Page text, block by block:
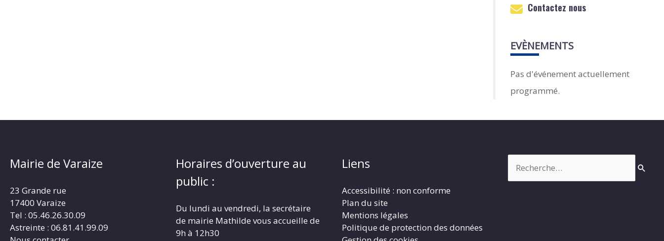
Contactez nous
EVÈNEMENTS
Pas d'événement actuellement
programmé.
Mairie de Varaize
23 Grande rue
17400 Varaize
Tel : 05.46.26.30.09
Astreinte : 06.81.41.99.09
Horaires d’ouverture au
public :
Du lundi au vendredi, la secrétaire
de mairie Mathilde vous accueille de
9h à 12h30
Liens
Accessibilité : non conforme
Plan du site
Mentions légales
Politique de protection des données